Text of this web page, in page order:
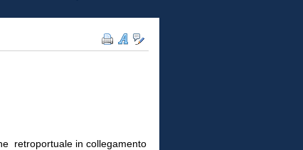
retroportuale in collegamento